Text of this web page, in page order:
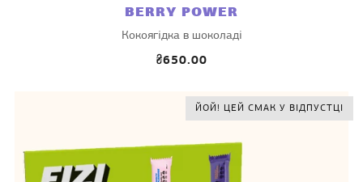
BERRY POWER
Кокоягідка в шоколаді
₴650.00
ЙОЙ! ЦЕЙ СМАК У ВІДПУСТЦІ